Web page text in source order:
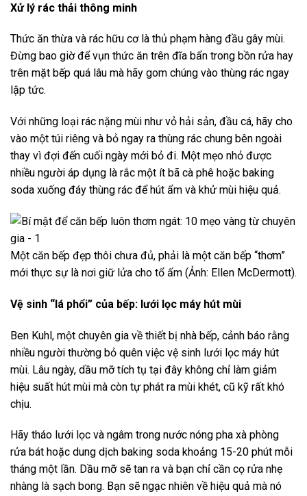
Xử lý rác thải thông minh
Thức ăn thừa và rác hữu cơ là thủ phạm hàng đầu gây mùi.
Đừng bao giờ để vụn thức ăn trên đĩa bẩn trong bồn rửa hay
trên mặt bếp quá lâu mà hãy gom chúng vào thùng rác ngay
lập tức.
Với những loại rác nặng mùi như vỏ hải sản, đầu cá, hãy cho
vào một túi riêng và bỏ ngay ra thùng rác chung bên ngoài
thay vì đợi đến cuối ngày mới bỏ đi. Một mẹo nhỏ được
nhiều người áp dụng là rắc một ít bã cà phê hoặc baking
soda xuống đáy thùng rác để hút ẩm và khử mùi hiệu quả.
Một căn bếp đẹp thôi chưa đủ, phải là một căn bếp “thơm”
mới thực sự là nơi giữ lửa cho tổ ấm (Ảnh: Ellen McDermott).
Vệ sinh “lá phổi” của bếp: lưới lọc máy hút mùi
Ben Kuhl, một chuyên gia về thiết bị nhà bếp, cảnh báo rằng
nhiều người thường bỏ quên việc vệ sinh lưới lọc máy hút
mùi. Lâu ngày, dầu mỡ tích tụ tại đây không chỉ làm giảm
hiệu suất hút mùi mà còn tự phát ra mùi khét, cũ kỹ rất khó
chịu.
Hãy tháo lưới lọc và ngâm trong nước nóng pha xà phòng
rửa bát hoặc dung dịch baking soda khoảng 15-20 phút mỗi
tháng một lần. Dầu mỡ sẽ tan ra và bạn chỉ cần cọ rửa nhẹ
nhàng là sạch bong. Bạn sẽ ngạc nhiên về hiệu quả mà nó